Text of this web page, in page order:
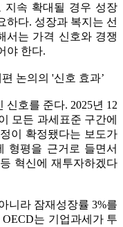
지속 확대될 경우 성장
하다. 성장과 복지는 선
서는 가격 신호와 경쟁
야 한다.
논의의 '신호 효과’
호를 준다. 2025년 12
모든 과세표준 구간에
이 확정됐다는 보도가
형평을 근거로 들면서
혁신에 재투자하겠다
니라 잠재성장률 3%를
는 기업과세가 투